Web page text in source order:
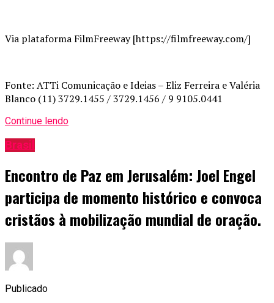
Via plataforma FilmFreeway [https://filmfreeway.com/]
Fonte: ATTi Comunicação e Ideias – Eliz Ferreira e Valéria
Blanco (11) 3729.1455 / 3729.1456 / 9 9105.0441
Continue lendo
Brasil
Encontro de Paz em Jerusalém: Joel Engel
participa de momento histórico e convoca
cristãos à mobilização mundial de oração.
Publicado